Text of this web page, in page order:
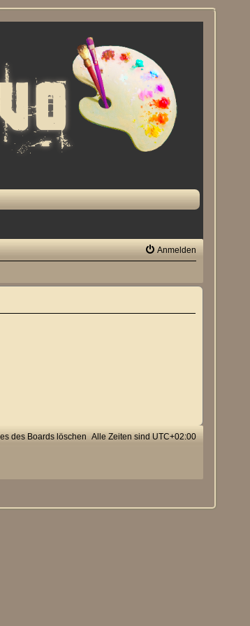
Anmelden
Alle Zeiten sind UTC+02:00
des Boards löschen